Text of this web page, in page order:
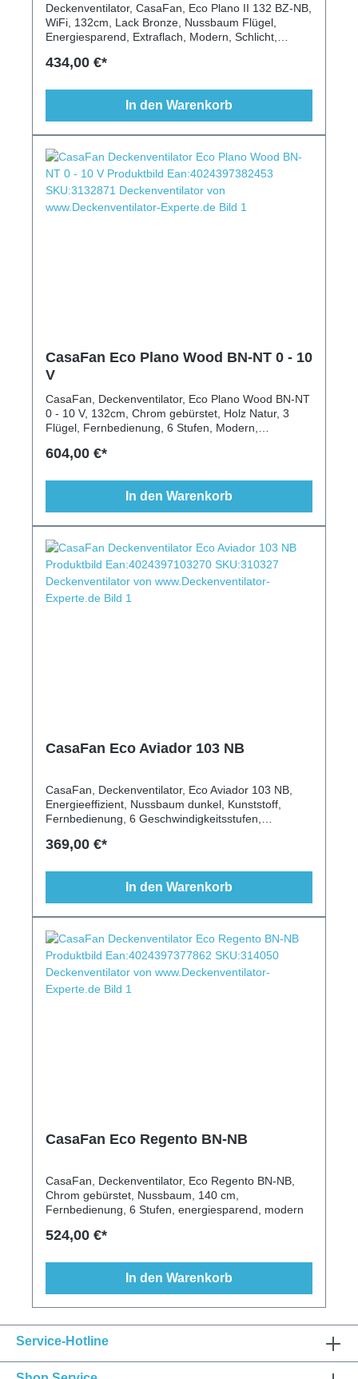
Deckenventilator, CasaFan, Eco Plano II 132 BZ-NB,
WiFi, 132cm, Lack Bronze, Nussbaum Flügel,
Energiesparend, Extraflach, Modern, Schlicht,
434,00 €*
In den Warenkorb
CasaFan Eco Plano Wood BN-NT 0 - 10
V
CasaFan, Deckenventilator, Eco Plano Wood BN-NT
0 - 10 V, 132cm, Chrom gebürstet, Holz Natur, 3
Flügel, Fernbedienung, 6 Stufen, Modern,
604,00 €*
In den Warenkorb
CasaFan Eco Aviador 103 NB
CasaFan, Deckenventilator, Eco Aviador 103 NB,
Energieeffizient, Nussbaum dunkel, Kunststoff,
Fernbedienung, 6 Geschwindigkeitsstufen,
Deckenstange möglich, energiesparend
369,00 €*
In den Warenkorb
CasaFan Eco Regento BN-NB
CasaFan, Deckenventilator, Eco Regento BN-NB,
Chrom gebürstet, Nussbaum, 140 cm,
Fernbedienung, 6 Stufen, energiesparend, modern
524,00 €*
In den Warenkorb
Service-Hotline